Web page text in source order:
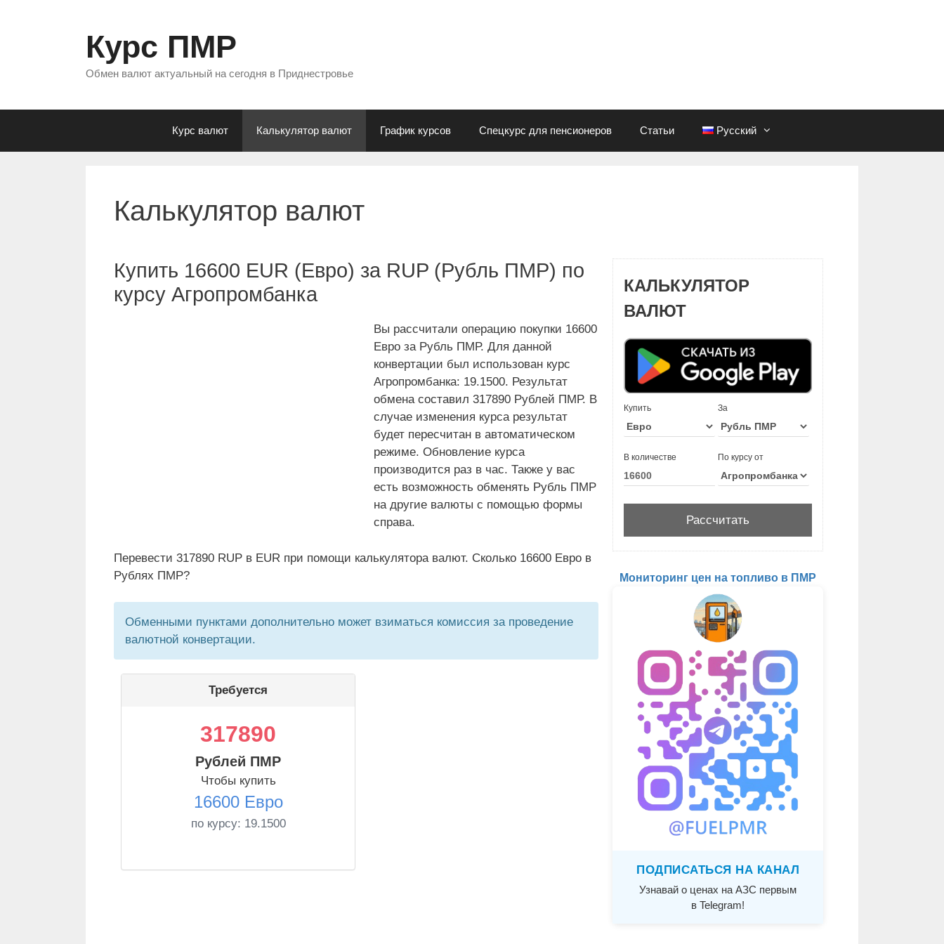
Курс ПМР
Обмен валют актуальный на сегодня в Приднестровье
Курс валют Калькулятор валют График курсов Спецкурс для пенсионеров Статьи Русский
Калькулятор валют
Купить 16600 EUR (Евро) за RUP (Рубль ПМР) по
курсу Агропромбанка
Вы рассчитали операцию покупки 16600
Евро за Рубль ПМР. Для данной
конвертации был использован курс
Агропромбанка: 19.1500. Результат
обмена составил 317890 Рублей ПМР. В
случае изменения курса результат
будет пересчитан в автоматическом
режиме. Обновление курса
производится раз в час. Также у вас
есть возможность обменять Рубль ПМР
на другие валюты с помощью формы
справа.
Перевести 317890 RUP в EUR при помощи калькулятора валют. Сколько 16600 Евро в
Рублях ПМР?
Обменными пунктами дополнительно может взиматься комиссия за проведение
валютной конвертации.
Требуется
317890
Рублей ПМР
Чтобы купить
16600 Евро
по курсу: 19.1500
КАЛЬКУЛЯТОР
ВАЛЮТ
Купить За
В количестве По курсу от
Мониторинг цен на топливо в ПМР
ПОДПИСАТЬСЯ НА КАНАЛ
Узнавай о ценах на АЗС первым
в Telegram!